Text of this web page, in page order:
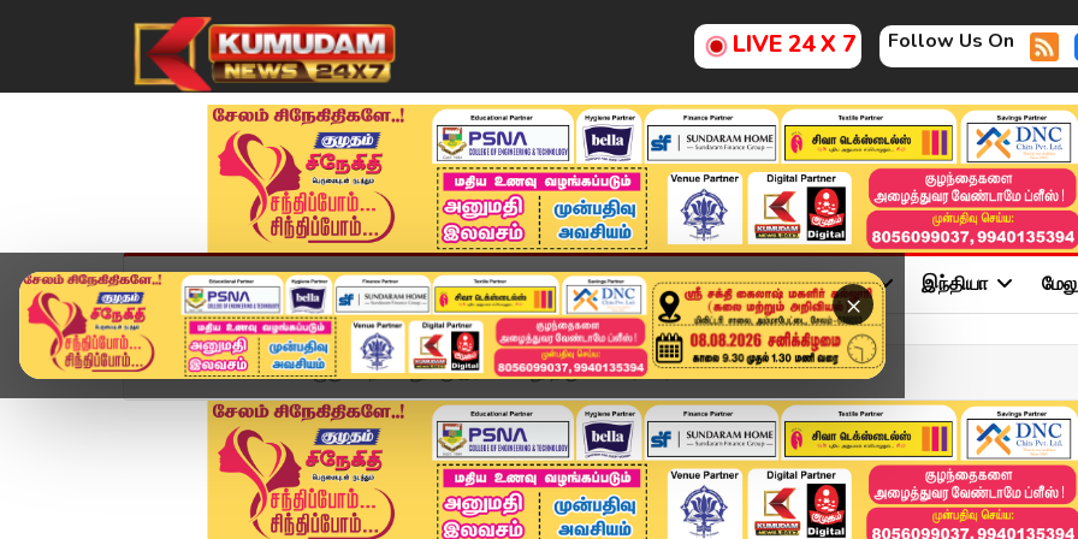
LIVE 24 X 7 Follow Us On
×
முகப்பு விளையாட்டு அண்மை தமிழ்நாடு சினிமா அரசியல் விளையாட்டு இந்தியா
Home சினிமா கழுகு பட நாயகனுக்கு இரண்டாவது திருமணம்.. ரசிகர்...